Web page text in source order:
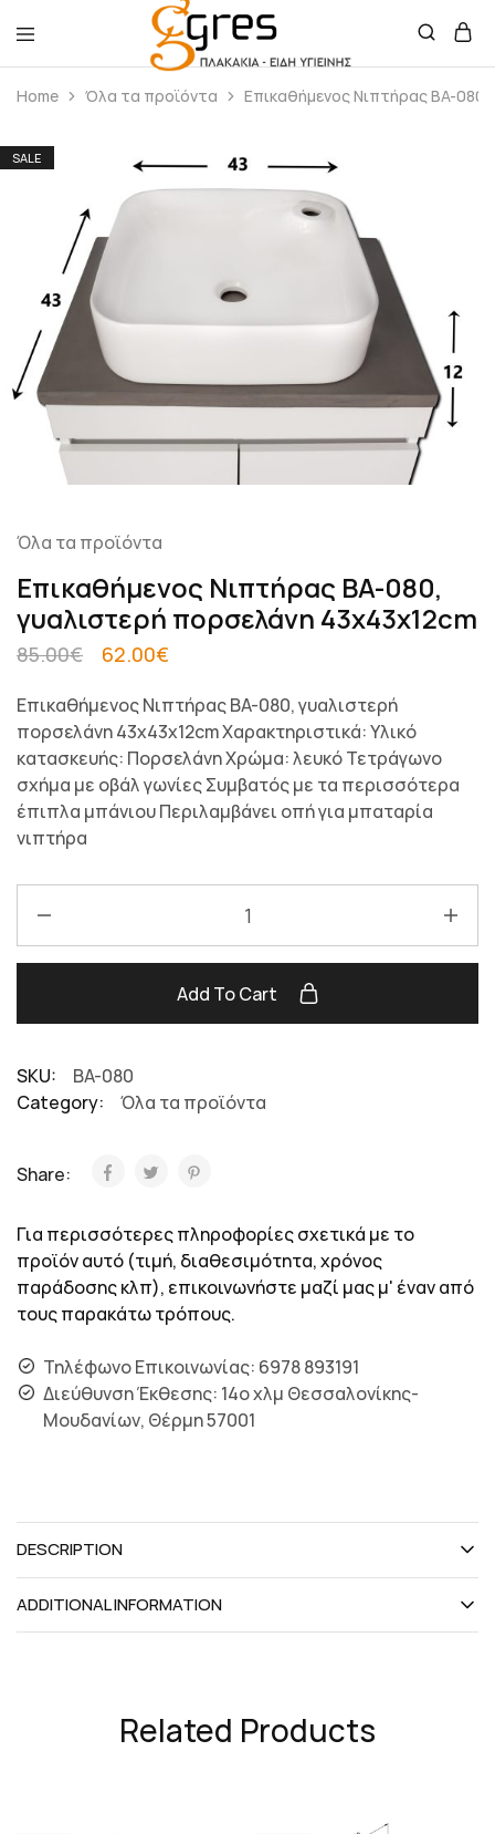
–
Home Όλα τα προϊόντα Επικαθήμενος Νιπτήρας BA-
SALE
Όλα τα προϊόντα
Επικαθήμενος Νιπτήρας BA-080,
γυαλιστερή πορσελάνη 43x43x12cm
85.00€ 62.00€
Επικαθήμενος Νιπτήρας BA-080, γυαλιστερή
πορσελάνη 43x43x12cm Χαρακτηριστικά: Υλικό
κατασκευής: Πορσελάνη Χρώμα: λευκό Τετράγωνο
σχήμα με οβάλ γωνίες Συμβατός με τα περισσότερα
έπιπλα μπάνιου Περιλαμβάνει οπή για μπαταρία
νιπτήρα
Add To Cart
SKU:
BA-080
Category:
Όλα τα προϊόντα
Share:
Για περισσότερες πληροφορίες σχετικά με το
προϊόν αυτό (τιμή, διαθεσιμότητα, χρόνος
παράδοσης κλπ), επικοινωνήστε μαζί μας μ' έναν από
τους παρακάτω τρόπους.
Τηλέφωνο Επικοινωνίας: 6978 893191
Διεύθυνση Έκθεσης: 14ο χλμ Θεσσαλονίκης-
Μουδανίων, Θέρμη 57001
DESCRIPTION
ADDITIONAL INFORMATION
Related Products